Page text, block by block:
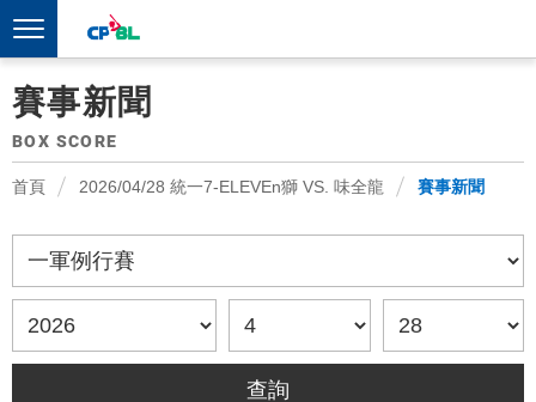
賽事新聞
BOX SCORE
首頁 2026/04/28 統一7-ELEVEn獅 VS. 味全龍 賽事新聞